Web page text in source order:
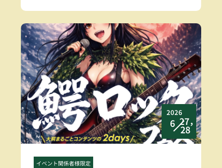
2026
6 27，
28
イベント関係者様限定